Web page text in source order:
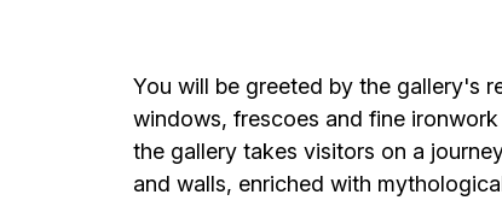
You will be greeted by the gallery's
windows, frescoes and fine
the gallery takes visitors on a
and walls, enriched with